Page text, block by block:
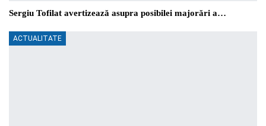
Sergiu Tofilat avertizează asupra posibilei majorări a…
ACTUALITATE